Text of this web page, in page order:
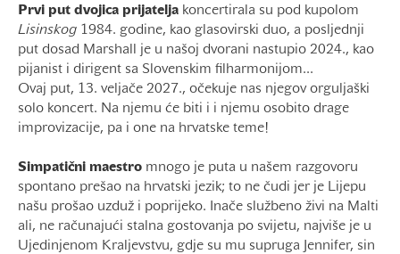
Prvi put dvojica prijatelja koncertirala su pod kupolom
Lisinskog 1984. godine, kao glasovirski duo, a posljednji
put dosad Marshall je u našoj dvorani nastupio 2024., kao
pijanist i dirigent sa Slovenskim filharmonijom...
Ovaj put, 13. veljače 2027., očekuje nas njegov orguljaški
solo koncert. Na njemu će biti i i njemu osobito drage
improvizacije, pa i one na hrvatske teme!
Simpatični maestro mnogo je puta u našem razgovoru
spontano prešao na hrvatski jezik; to ne čudi jer je Lijepu
našu prošao uzduž i poprijeko. Inače službeno živi na Malti
ali, ne računajući stalna gostovanja po svijetu, najviše je u
Ujedinjenom Kraljevstvu, gdje su mu supruga Jennifer, sin